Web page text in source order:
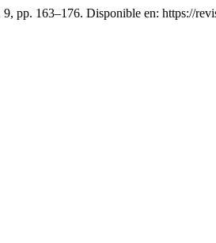
9, pp. 163–176. Disponible en: https://